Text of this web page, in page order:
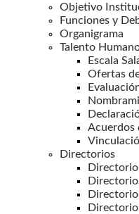
Objetivo
Funciones y
Organigrama
Talento
Escala
Ofertas
Acuerdos
Directorios
Directorio
Directorio